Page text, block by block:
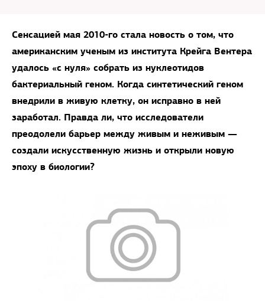
Сенсацией мая 2010-го стала новость о том, что
американским ученым из института Крейга Вентера
удалось «с нуля» собрать из нуклеотидов
бактериальный геном. Когда синтетический геном
внедрили в живую клетку, он исправно в ней
заработал. Правда ли, что исследователи
преодолели барьер между живым и неживым —
создали искусственную жизнь и открыли новую
эпоху в биологии?